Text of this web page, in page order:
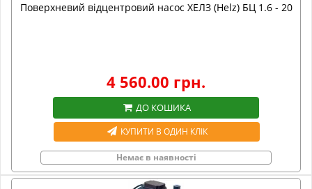
Поверхневий відцентровий насос ХЕЛЗ (Helz) БЦ 1.6 - 20
4 560.00 грн.
ДО КОШИКА
КУПИТИ В ОДИН КЛІК
Немає в наявності